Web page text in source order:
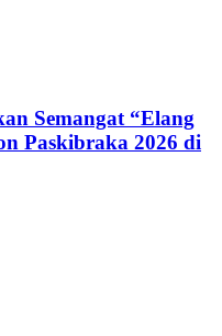
Semangat “Elang
Paskibraka 2026 di